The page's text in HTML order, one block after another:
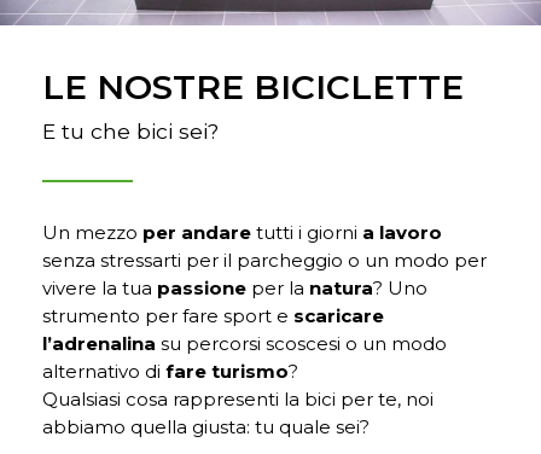
LE NOSTRE BICICLETTE
E tu che bici sei?
Un mezzo per andaretutti i giorni a lavoro
senza stressarti per il parcheggio o un modo per
vivere la tua passioneper la natura? Uno
strumento per fare sport e scaricare
l’adrenalina su percorsi scoscesi o un modo
alternativo di fare turismo?
Qualsiasi cosa rappresenti la bici per te, noi
abbiamo quella giusta: tu quale sei?